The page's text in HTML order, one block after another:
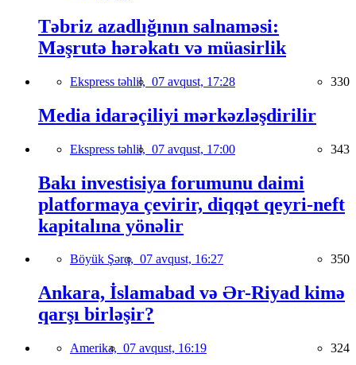
Təbriz azadlığının salnaməsi:
Məşrutə hərəkatı və müasirlik
Ekspress təhlil, 07 avqust, 17:28 330
Media idarəçiliyi mərkəzləşdirilir
Ekspress təhlil, 07 avqust, 17:00 343
Bakı investisiya forumunu daimi
platformaya çevirir, diqqət qeyri-neft
kapitalına yönəlir
Böyük Şərq, 07 avqust, 16:27 350
Ankara, İslamabad və Ər-Riyad kimə
qarşı birləşir?
Amerika, 07 avqust, 16:19 324